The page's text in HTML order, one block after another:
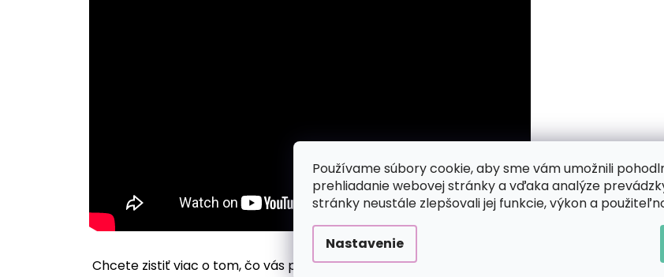
Používame súbory cookie, aby sme vám umožnili
prehliadanie webovej stránky a vďaka analýze
stránky neustále zlepšovali jej funkcie, výkon a
Nastavenie
Chcete zistiť viac o tom, čo vás pri maľovaní podľa čísiel na plátno vlastne čaká? Pozrite